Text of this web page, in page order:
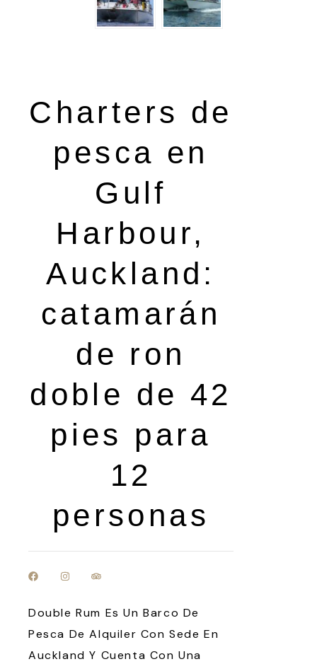
Charters de
pesca en
Gulf
Harbour,
Auckland:
catamarán
de ron
doble de 42
pies para
12
personas
Double Rum Es Un Barco De
Pesca De Alquiler Con Sede En
Auckland Y Cuenta Con Una